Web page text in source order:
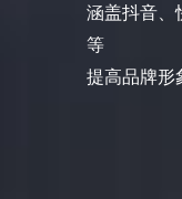
涵盖抖音、
等
提高品牌形